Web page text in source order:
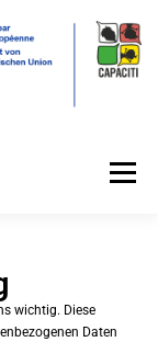
Menü
wichtig. Diese
Daten